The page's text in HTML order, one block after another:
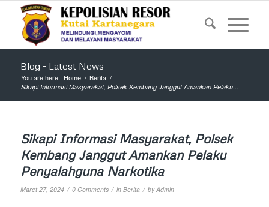
Blog - Latest News
You are here: Home / Berita /
Sikapi Informasi Masyarakat, Polsek Kembang Janggut Amankan Pelaku...
Sikapi Informasi Masyarakat, Polsek
Kembang Janggut Amankan Pelaku
Penyalahguna Narkotika
Maret 27, 2024 / 0 Comments / in Berita / byAdmin